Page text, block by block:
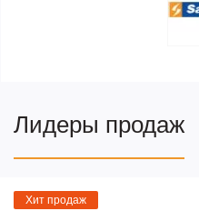
Лидеры продаж
Хит продаж